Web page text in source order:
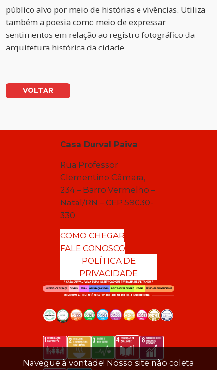
público alvo por meio de histórias e vivências. Utiliza
também a poesia como meio de expressar
sentimentos em relação ao registro fotográfico da
arquitetura histórica da cidade.
VOLTAR
Casa Durval Paiva
Rua Professor
Clementino Câmara,
234 – Barro Vermelho –
Natal/RN – CEP 59030-
330
COMO CHEGAR
FALE CONOSCO
POLÍTICA DE
PRIVACIDADE
Navegue à vontade! Nosso site não coleta